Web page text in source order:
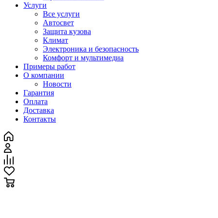
Услуги
Все услуги
Автосвет
Защита кузова
Климат
Электроника и безопасность
Комфорт и мультимедиа
Примеры работ
О компании
Новости
Гарантия
Оплата
Доставка
Контакты